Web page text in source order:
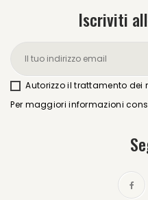
Iscriviti
Autorizzo il trattamento dei
Per maggiori informazioni